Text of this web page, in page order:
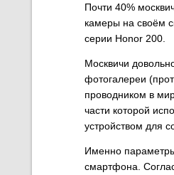
Почти 40%
камеры на своём
серии Honor 200.
Москвичи
фотогалереи
проводником в
части которой
устройством для
Именно
смартфона.